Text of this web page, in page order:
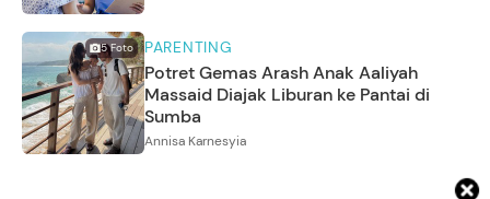
5Foto PARENTING
Potret Gemas Arash Anak Aaliyah
Massaid Diajak Liburan ke Pantai di
Sumba
Annisa Karnesyia